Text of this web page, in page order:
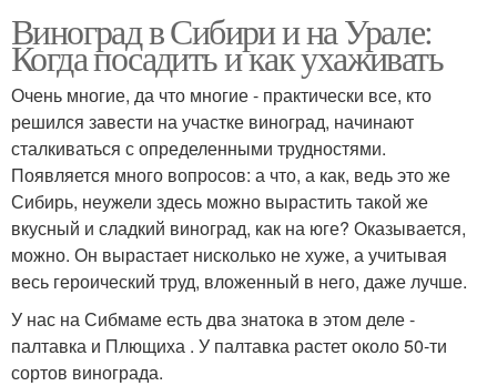
Виноград в Сибири и на Урале:
Когда посадить и как ухаживать
Очень многие, да что многие - практически все, кто
решился завести на участке виноград, начинают
сталкиваться с определенными трудностями.
Появляется много вопросов: а что, а как, ведь это же
Сибирь, неужели здесь можно вырастить такой же
вкусный и сладкий виноград, как на юге? Оказывается,
можно. Он вырастает нисколько не хуже, а учитывая
весь героический труд, вложенный в него, даже лучше.
У нас на Сибмаме есть два знатока в этом деле -
палтавка и Плющиха . У палтавка растет около 50-ти
сортов винограда.